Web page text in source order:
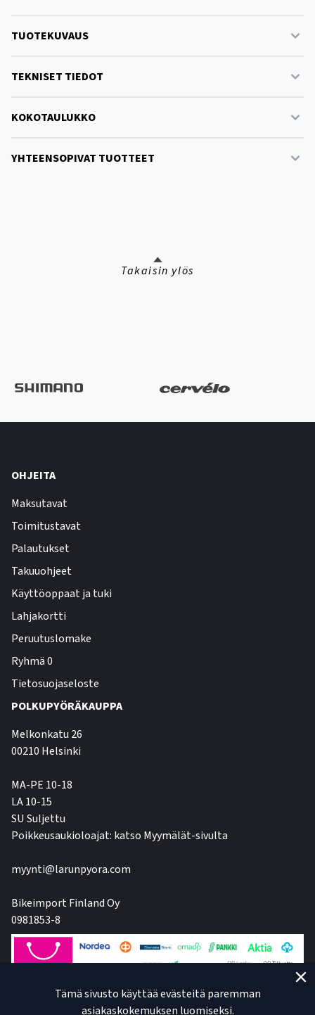
TUOTEKUVAUS
TEKNISET TIEDOT
KOKOTAULUKKO
YHTEENSOPIVAT TUOTTEET
Takaisin ylös
OHJEITA
Maksutavat
Toimitustavat
Palautukset
Takuuohjeet
Käyttöoppaat ja tuki
Lahjakortti
Peruutuslomake
Ryhmä 0
Tietosuojaseloste
POLKUPYÖRÄKAUPPA
Melkonkatu 26
00210 Helsinki
MA-PE 10-18
LA 10-15
SU Suljettu
Poikkeusaukioloajat: katso Myymälät-sivulta
myynti@larunpyora.com
Bikeimport Finland Oy
0981853-8
Tämä sivusto käyttää evästeitä paremman
asiakaskokemuksen luomiseksi.